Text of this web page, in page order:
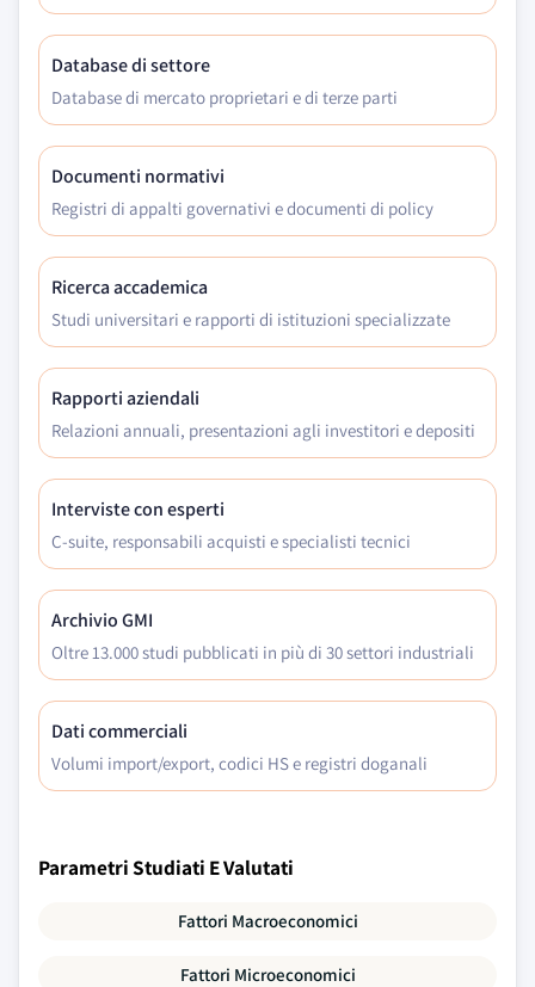
Database di settore
Database di mercato proprietari e di terze parti
Documenti normativi
Registri di appalti governativi e documenti di policy
Ricerca accademica
Studi universitari e rapporti di istituzioni specializzate
Rapporti aziendali
Relazioni annuali, presentazioni agli investitori e depositi
Interviste con esperti
C-suite, responsabili acquisti e specialisti tecnici
Archivio GMI
Oltre 13.000 studi pubblicati in più di 30 settori industriali
Dati commerciali
Volumi import/export, codici HS e registri doganali
Parametri Studiati E Valutati
Fattori Macroeconomici
Fattori Microeconomici